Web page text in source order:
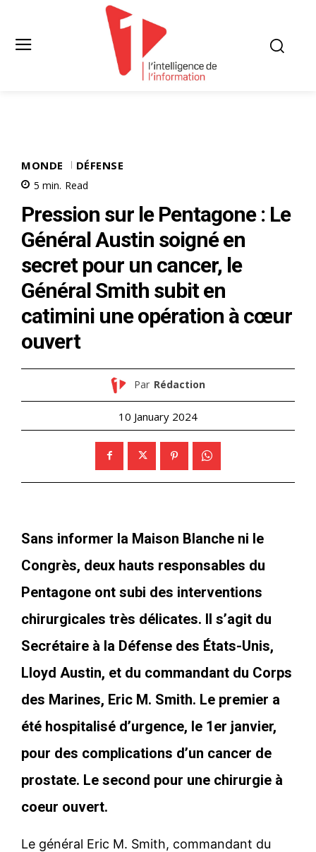
MONDE DÉFENSE
5 min. Read
Pression sur le Pentagone : Le
Général Austin soigné en
secret pour un cancer, le
Général Smith subit en
catimini une opération à cœur
ouvert
Par Rédaction
10 January 2024
Sans informer la Maison Blanche ni le
Congrès, deux hauts responsables du
Pentagone ont subi des interventions
chirurgicales très délicates. Il s’agit du
Secrétaire à la Défense des États-Unis,
Lloyd Austin, et du commandant du Corps
des Marines, Eric M. Smith. Le premier a
été hospitalisé d’urgence, le 1er janvier,
pour des complications d’un cancer de
prostate. Le second pour une chirurgie à
coeur ouvert.
Le général Eric M. Smith, commandant du